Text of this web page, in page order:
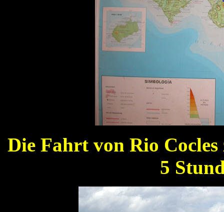
Die Fahrt von Rio
5